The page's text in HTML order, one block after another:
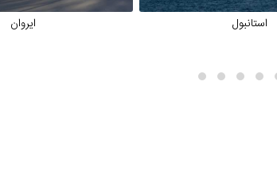
استانبول ایروان